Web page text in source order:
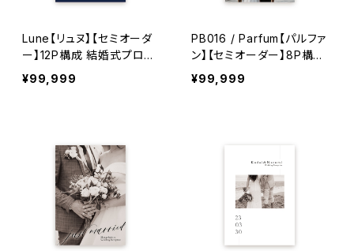
Lune【リュヌ】【セミオーダ
ー】12P構成 結婚式プロフ
ィールブック
¥99,999
PB016 / Parfum【パルファ
ン】【セミオーダー】8P構成
結婚式プロフィールブック
¥99,999